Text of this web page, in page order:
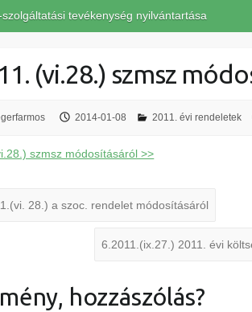
tevékenység nyilvántartása
(vi.28.) szmsz
2014-01-08 2011. évi rendeletek
szmsz módosításáról >>
28.) a szoc. rendelet módosításáról
6.2011.(ix.27.) 2011. évi
hozzászólás?